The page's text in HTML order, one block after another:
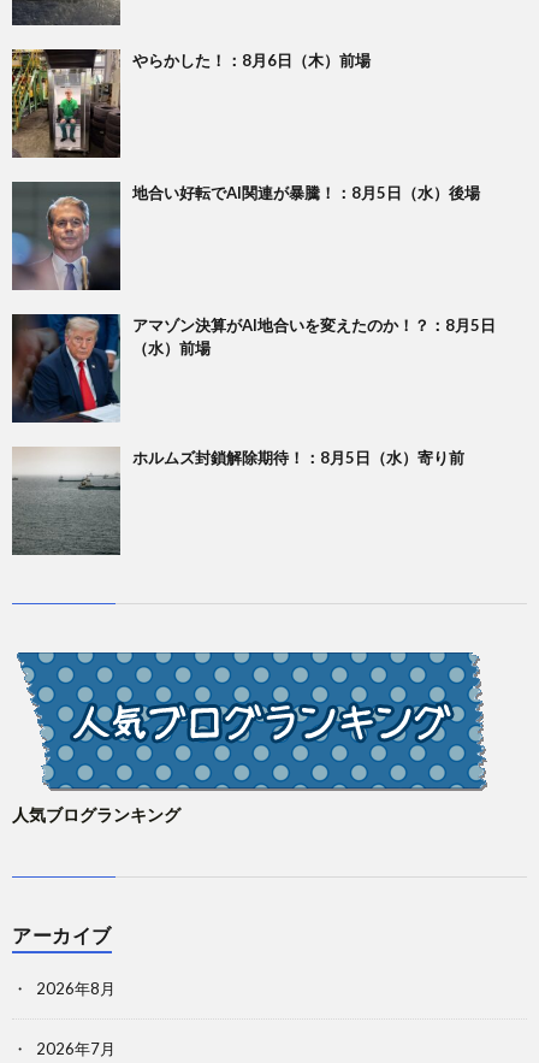
やらかした！：8月6日（木）前場
地合い好転でAI関連が暴騰！：8月5日（水）後場
アマゾン決算がAI地合いを変えたのか！？：8月5日
（水）前場
ホルムズ封鎖解除期待！：8月5日（水）寄り前
人気ブログランキング
アーカイブ
2026年8月
2026年7月